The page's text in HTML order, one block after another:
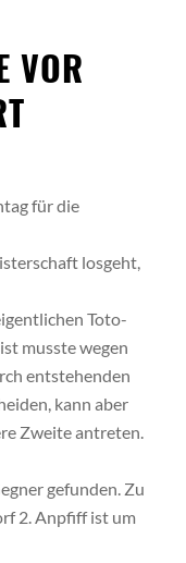
VOR
für die
losgeht,
Toto-
musste wegen
entstehenden
kann aber
Zweite antreten.
gefunden. Zu
2. Anpfiff ist um